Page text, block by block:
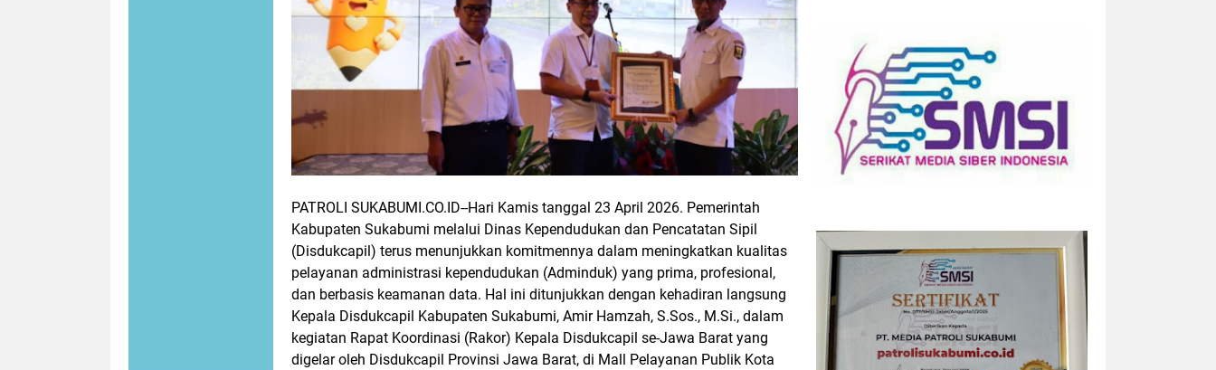
PATROLI SUKABUMI.CO.ID--Hari Kamis tanggal 23 April 2026. Pemerintah
Kabupaten Sukabumi melalui Dinas Kependudukan dan Pencatatan Sipil
(Disdukcapil) terus menunjukkan komitmennya dalam meningkatkan kualitas
pelayanan administrasi kependudukan (Adminduk) yang prima, profesional,
dan berbasis keamanan data. Hal ini ditunjukkan dengan kehadiran langsung
Kepala Disdukcapil Kabupaten Sukabumi, Amir Hamzah, S.Sos., M.Si., dalam
kegiatan Rapat Koordinasi (Rakor) Kepala Disdukcapil se-Jawa Barat yang
digelar oleh Disdukcapil Provinsi Jawa Barat, di Mall Pelayanan Publik Kota